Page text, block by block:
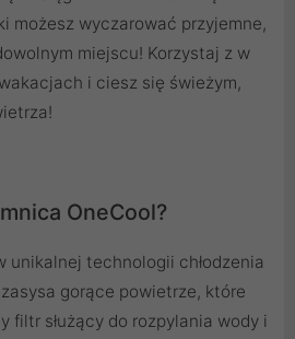
możesz wyczarować przyjemne,
miejscu! Korzystaj z w
i ciesz się świeżym,
OneCool?
unikalnej technologii chłodzenia
gorące powietrze, które
filtr służący do rozpylania wody i